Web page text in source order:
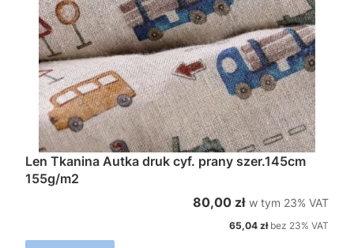
Len Tkanina Autka druk cyf. prany szer.145cm
155g/m2
Cena brutto
80,00 zł w tym %s VAT
w tym 23% VAT
Cena netto
65,04 zł bez 23% VAT